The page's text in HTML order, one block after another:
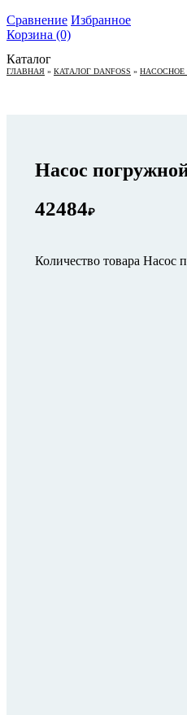
Сравнение Избранное
Корзина (0)
Каталог
ГЛАВНАЯ » КАТАЛОГ DANFOSS » НАСОСНОЕ
Насос
42484₽
Количество товара